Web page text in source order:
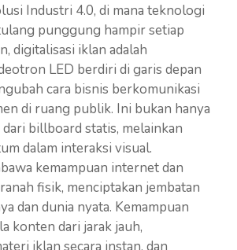
Industri 4.0, di mana teknologi
punggung hampir setiap
digitalisasi iklan adalah
LED berdiri di garis depan
cara bisnis berkomunikasi
di ruang publik. Ini bukan hanya
billboard statis, melainkan
dalam interaksi visual.
kemampuan internet dan
fisik, menciptakan jembatan
dan dunia nyata. Kemampuan
konten dari jarak jauh,
iklan secara instan, dan